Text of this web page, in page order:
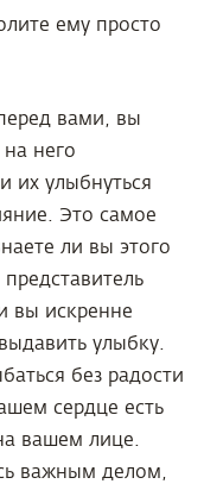
ему просто
вами, вы
него
их улыбнуться
Это самое
ли вы этого
вы искренне
улыбку.
без радости
сердце есть
вашем лице.
важным делом,